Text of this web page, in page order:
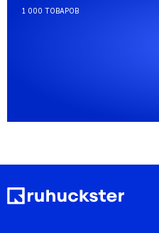
1 000 ТОВАРОВ